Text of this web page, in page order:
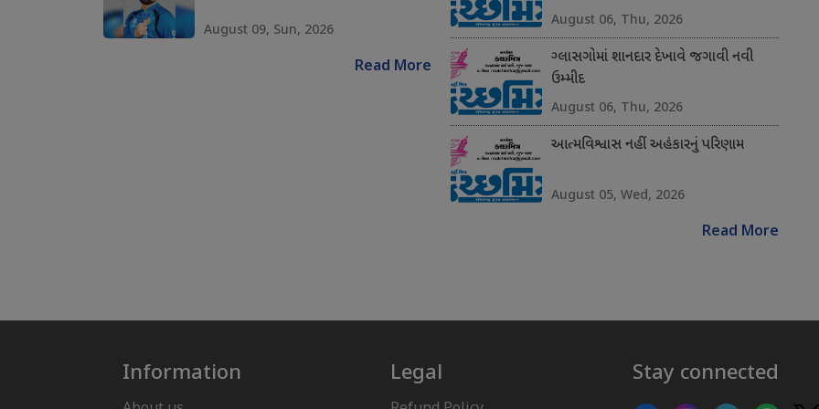
August 09, Sun, 2026
Read More
August 06, Thu, 2026
ગ્લાસગોમાં શાનદાર દેખાવે જગાવી નવી
ઉમ્મીદ
August 06, Thu, 2026
આત્મવિશ્વાસ નહીં અહંકારનું પરિણામ
August 05, Wed, 2026
Read More
Information Legal Stay connected